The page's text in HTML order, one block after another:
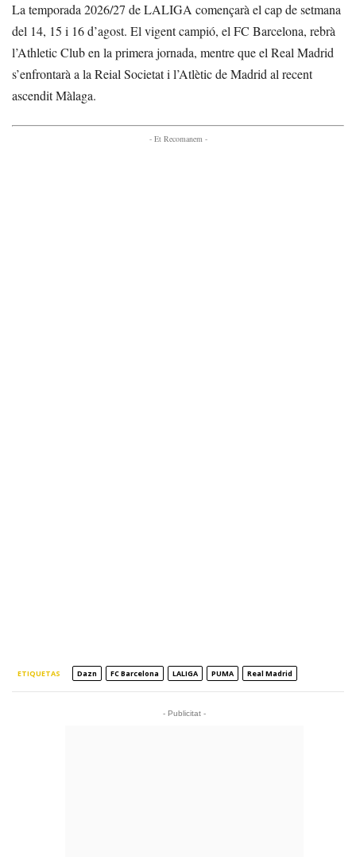
La temporada 2026/27 de LALIGA començarà el cap de setmana
del 14, 15 i 16 d’agost. El vigent campió, el FC Barcelona, rebrà
l’Athletic Club en la primera jornada, mentre que el Real Madrid
s’enfrontarà a la Reial Societat i l’Atlètic de Madrid al recent
ascendit Màlaga.
- Et Recomanem -
ETIQUETAS Dazn FC Barcelona LALIGA PUMA Real Madrid
- Publicitat -